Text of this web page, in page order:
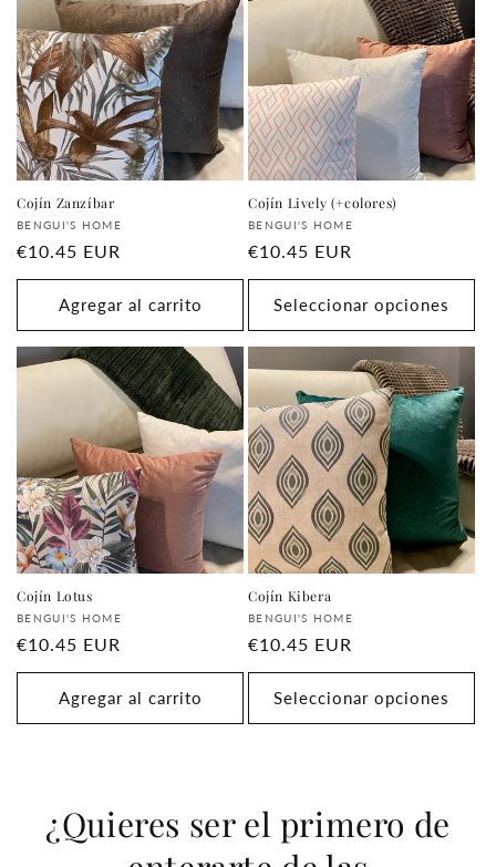
Cojín Zanzíbar
Proveedor:
BENGUI'S HOME
Precio
habitual
€10.45 EUR
Agregar al carrito
Cojín Lively (+colores)
Proveedor:
BENGUI'S HOME
Precio
habitual
€10.45 EUR
Seleccionar opciones
Cojín Lotus
Proveedor:
BENGUI'S HOME
Precio
habitual
€10.45 EUR
Agregar al carrito
Cojín Kibera
Proveedor:
BENGUI'S HOME
Precio
habitual
€10.45 EUR
Seleccionar opciones
¿Quieres ser el primero de